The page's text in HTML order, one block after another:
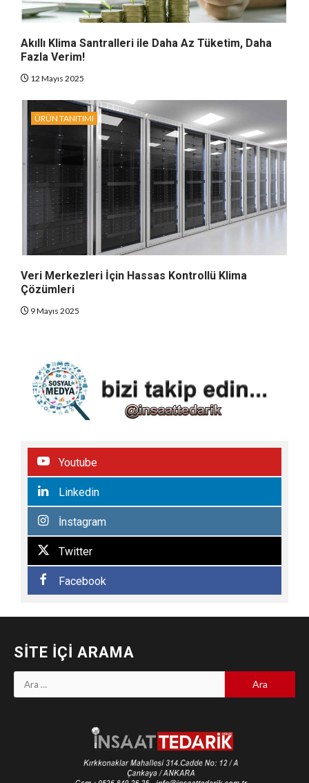
Akıllı Klima Santralleri ile Daha Az Tüketim, Daha
Fazla Verim!
12 Mayıs 2025
ÜRÜN TANITIMI
Veri Merkezleri İçin Hassas Kontrollü Klima
Çözümleri
9 Mayıs 2025
Youtube
Linkedin
İnstagram
Twitter
Facebook
SITE İÇI ARAMA
Arama: